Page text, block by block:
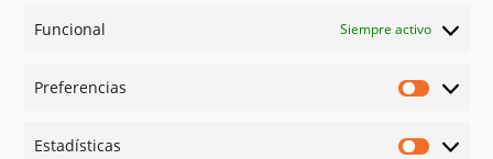
Funcional Siempre activo
Preferencias
Estadísticas
Guías
Redes sociales
Instagram